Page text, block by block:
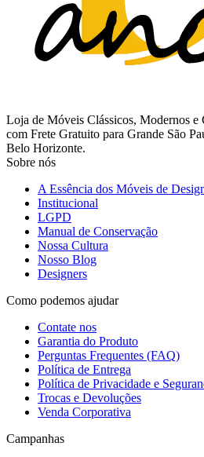
Loja de Móveis Clássicos, Modernos e
com Frete Gratuito para Grande São
Belo Horizonte.
Sobre nós
A Essência dos Móveis de
Institucional
LGPD
Manual de Conservação
Nossa Cultura
Nosso Blog
Designers
Como podemos ajudar
Contate nos
Garantia do Produto
Perguntas Frequentes (FAQ)
Política de Entrega
Política de Privacidade e
Trocas e Devoluções
Venda Corporativa
Campanhas